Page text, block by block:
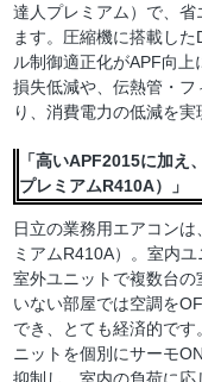
達人プレミアム）で、
ます。圧縮機に搭載し
ル制御適正化がAPF向
損失低減や、伝熱管・
り、消費電力の低減を実
「高いAPF2015に加え
プレミアムR410A）」
日立の業務用エアコン
ミアムR410A）。室内
室外ユニットで複数台
いない部屋では空調を
でき、とても経済的で
ニットを個別にサーモ
抑制し、室内の負荷に応